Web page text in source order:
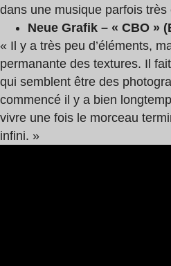
dans une musique parfois
Neue Grafik – « CBO »
« Il y a très peu d’éléments,
permanante des textures. Il
qui semblent être des
commencé il y a bien
vivre une fois le morceau
infini. »